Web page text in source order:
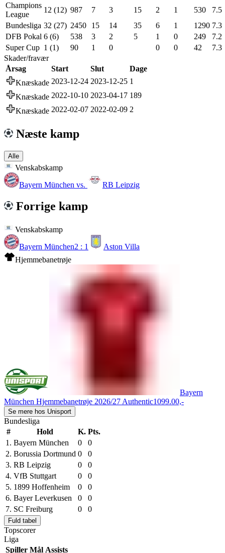
Champions
League
12 (12) 987 7 3 15 2 1 530
7.5
Bundesliga 32 (27) 2450 15 14 35 6 1 1290 7.3
DFB Pokal 6 (6) 538 3 2 5 1 0 249
7.2
Super Cup 1 (1) 90 1 0 0 0 42
7.3
Skader/fravær
Årsag
Start Slut
Dage
Knæskade 2023-12-24 2023-12-25 1
Knæskade 2022-10-10 2023-04-17 189
Knæskade 2022-02-07 2022-02-09 2
Næste kamp
Alle
Venskabskamp
Bayern München vs. RB Leipzig
Forrige kamp
Venskabskamp
Bayern München2 : 1
Aston Villa
Hjemmebanetrøje
Bayern
München Hjemmebanetrøje 2026/27 Authentic1099.00,-
Se mere hos Unisport
Bundesliga
#
Hold K. Pts.
1. Bayern München 0
0
2. Borussia Dortmund 0
0
3. RB Leipzig 0
0
4. VfB Stuttgart 0
0
5. 1899 Hoffenheim 0
0
6. Bayer Leverkusen 0
0
7. SC Freiburg 0 0
Fuld tabel
Topscorer
Liga
Spiller Mål Assists